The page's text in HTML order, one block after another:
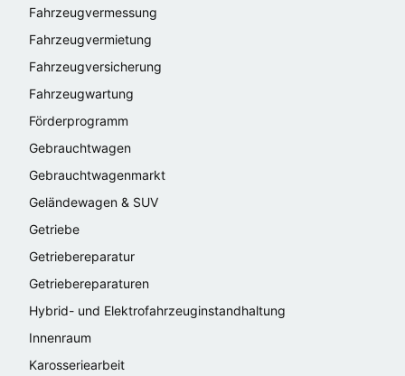
Fahrzeugvermessung
Fahrzeugvermietung
Fahrzeugversicherung
Fahrzeugwartung
Förderprogramm
Gebrauchtwagen
Gebrauchtwagenmarkt
Geländewagen & SUV
Getriebe
Getriebereparatur
Getriebereparaturen
Hybrid- und Elektrofahrzeuginstandhaltung
Innenraum
Karosseriearbeit